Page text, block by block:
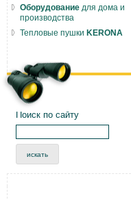
Оборудование для дома и
производства
Тепловые пушки KERONA
Поиск по сайту